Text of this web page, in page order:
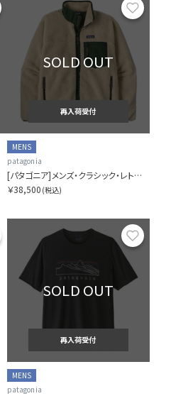
お気に入り
SOLD OUT
再入荷受付
MENS
patagonia
[パタゴニア]メンズ・クラシック・レトロX・ジャケット
￥38,500 (税込)
お気に入り
SOLD OUT
再入荷受付
MENS
patagonia